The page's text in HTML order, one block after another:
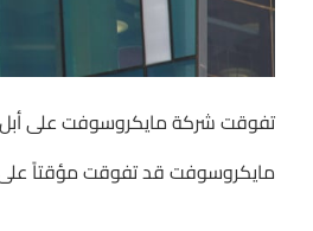
تفوقت شركة مايكروسوفت على أبل
مايكروسوفت قد تفوقت مؤقتاً على أبل كأكثر